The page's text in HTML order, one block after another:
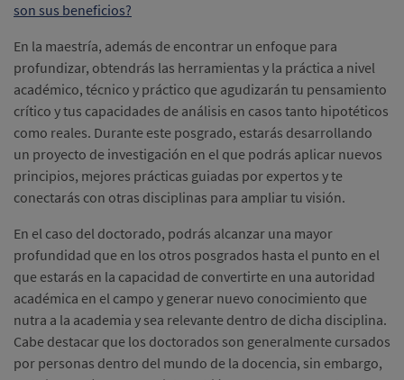
son sus beneficios?
En la maestría, además de encontrar un enfoque para
profundizar, obtendrás las herramientas y la práctica a nivel
académico, técnico y práctico que agudizarán tu pensamiento
crítico y tus capacidades de análisis en casos tanto hipotéticos
como reales. Durante este posgrado, estarás desarrollando
un proyecto de investigación en el que podrás aplicar nuevos
principios, mejores prácticas guiadas por expertos y te
conectarás con otras disciplinas para ampliar tu visión.
En el caso del doctorado, podrás alcanzar una mayor
profundidad que en los otros posgrados hasta el punto en el
que estarás en la capacidad de convertirte en una autoridad
académica en el campo y generar nuevo conocimiento que
nutra a la academia y sea relevante dentro de dicha disciplina.
Cabe destacar que los doctorados son generalmente cursados
por personas dentro del mundo de la docencia, sin embargo,